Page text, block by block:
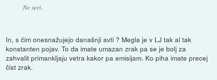
Ne seri.
In, s čim onesnažujejo današnji avti ? Megla je v LJ tak al tak
konstanten pojav. To da imate umazan zrak pa se je bolj za
zahvalit primankljaju vetra kakor pa emisijam. Ko piha imate precej
čist zrak.